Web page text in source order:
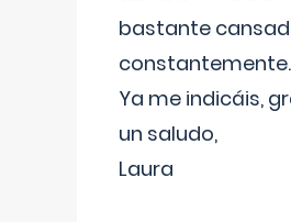
bastante
constantemente.
Ya me indicáis,
un saludo,
Laura